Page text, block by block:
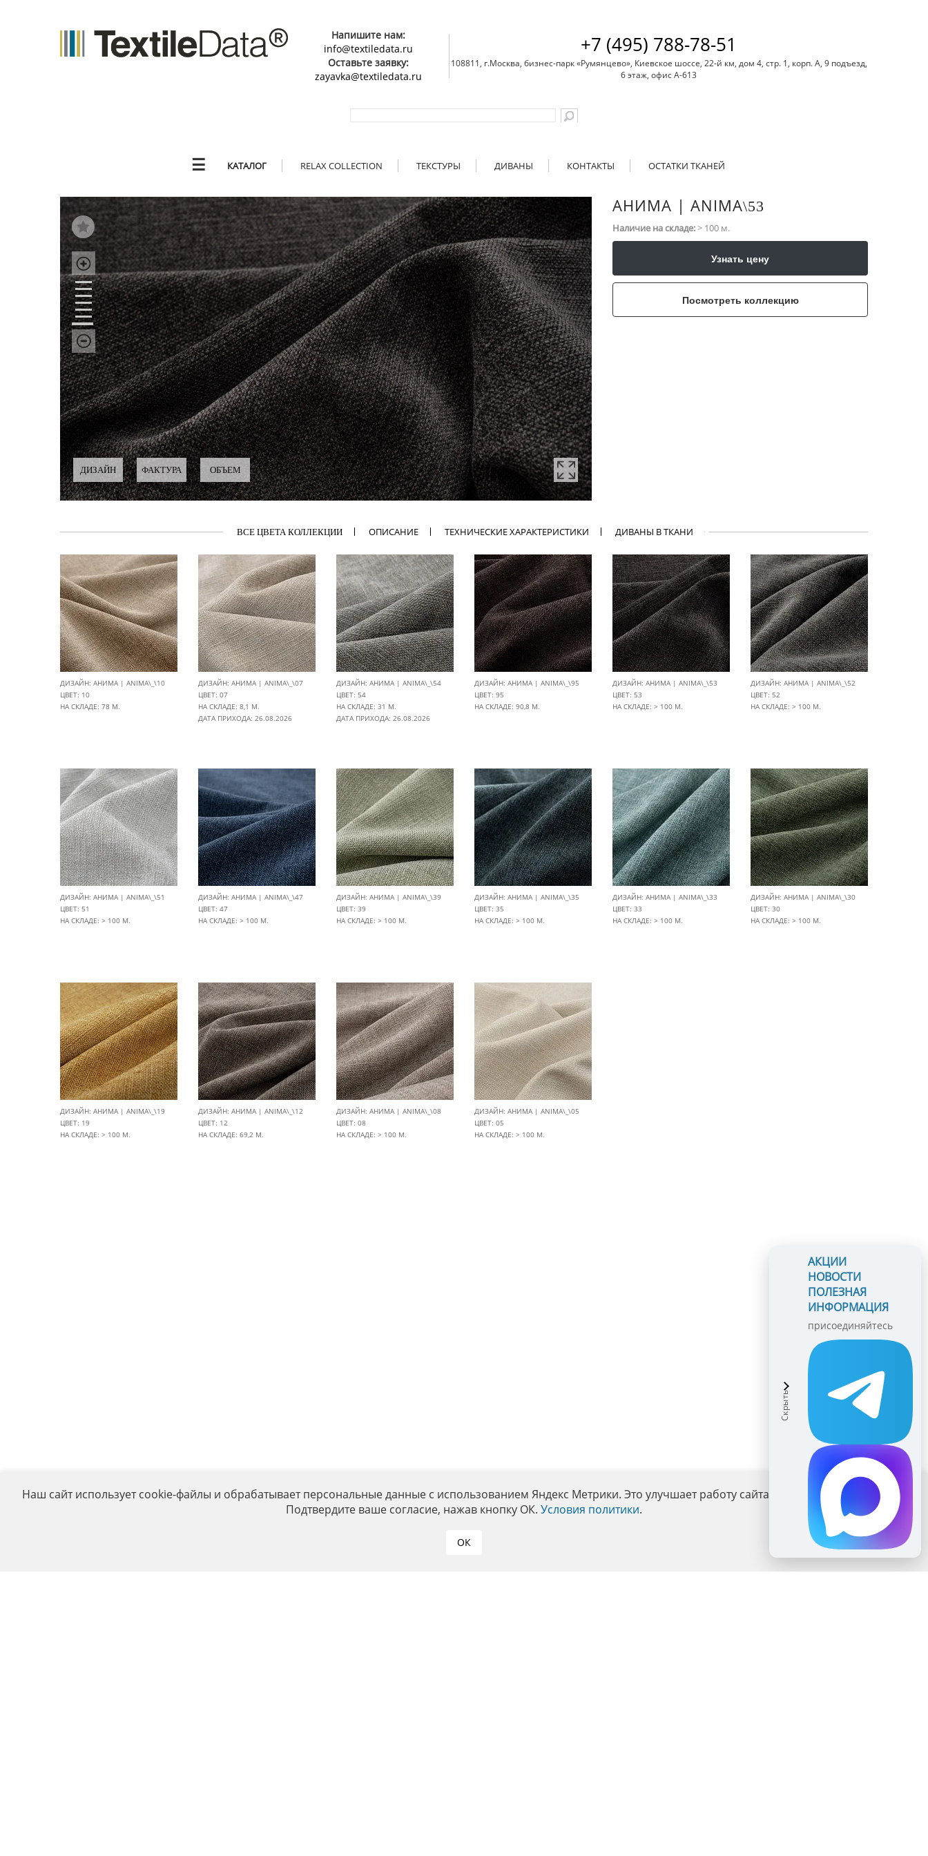
Напишите нам:
info@textiledata.ru
Оставьте заявку:
zayavka@textiledata.ru
+7 (495) 788-78-51
108811, г.Москва, бизнес-парк «Румянцево», Киевское шоссе, 22-й км, дом 4, стр. 1, корп. А, 9 подъезд,
6 этаж, офис А-613
☰ КАТАЛОГ RELAX COLLECTION ТЕКСТУРЫ ДИВАНЫ КОНТАКТЫ ОСТАТКИ ТКАНЕЙ
ДИЗАЙН ФАКТУРА ОБЪЕМ
АНИМА | ANIMA\​53
Наличие на складе:> 100 м.
Узнать цену
Посмотреть коллекцию
ВСЕ ЦВЕТА КОЛЛЕКЦИИ ОПИСАНИЕ ТЕХНИЧЕСКИЕ ХАРАКТЕРИСТИКИ ДИВАНЫ В ТКАНИ
ДИЗАЙН: АНИМА | ANIMA\_\10
ЦВЕТ: 10
НА СКЛАДЕ: 78 М.
ДИЗАЙН: АНИМА | ANIMA\_\07
ЦВЕТ: 07
НА СКЛАДЕ: 8,1 М.
ДАТА ПРИХОДА: 26.08.2026
ДИЗАЙН: АНИМА | ANIMA\_\54
ЦВЕТ: 54
НА СКЛАДЕ: 31 М.
ДАТА ПРИХОДА: 26.08.2026
ДИЗАЙН: АНИМА | ANIMA\_\95
ЦВЕТ: 95
НА СКЛАДЕ: 90,8 М.
ДИЗАЙН: АНИМА | ANIMA\_\53
ЦВЕТ: 53
НА СКЛАДЕ: > 100 М.
ДИЗАЙН: АНИМА | ANIMA\_\52
ЦВЕТ: 52
НА СКЛАДЕ: > 100 М.
ДИЗАЙН: АНИМА | ANIMA\_\51
ЦВЕТ: 51
НА СКЛАДЕ: > 100 М.
ДИЗАЙН: АНИМА | ANIMA\_\47
ЦВЕТ: 47
НА СКЛАДЕ: > 100 М.
ДИЗАЙН: АНИМА | ANIMA\_\39
ЦВЕТ: 39
НА СКЛАДЕ: > 100 М.
ДИЗАЙН: АНИМА | ANIMA\_\35
ЦВЕТ: 35
НА СКЛАДЕ: > 100 М.
ДИЗАЙН: АНИМА | ANIMA\_\33
ЦВЕТ: 33
НА СКЛАДЕ: > 100 М.
ДИЗАЙН: АНИМА | ANIMA\_\30
ЦВЕТ: 30
НА СКЛАДЕ: > 100 М.
ДИЗАЙН: АНИМА | ANIMA\_\19
ЦВЕТ: 19
НА СКЛАДЕ: > 100 М.
ДИЗАЙН: АНИМА | ANIMA\_\12
ЦВЕТ: 12
НА СКЛАДЕ: 69,2 М.
ДИЗАЙН: АНИМА | ANIMA\_\08
ЦВЕТ: 08
НА СКЛАДЕ: > 100 М.
ДИЗАЙН: АНИМА | ANIMA\_\05
ЦВЕТ: 05
НА СКЛАДЕ: > 100 М.
Наш сайт использует cookie-файлы и обрабатывает персональные данные с использованием Яндекс Метрики. Это улучшает работу сайта и взаимодействие с ним.
Подтвердите ваше согласие, нажав кнопку ОК. Условия политики.
ОК
АКЦИИ
НОВОСТИ
ПОЛЕЗНАЯ
ИНФОРМАЦИЯ
присоединяйтесь